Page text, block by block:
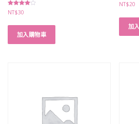
評分
4.50
NT$30
加入購物車
NT$20
加